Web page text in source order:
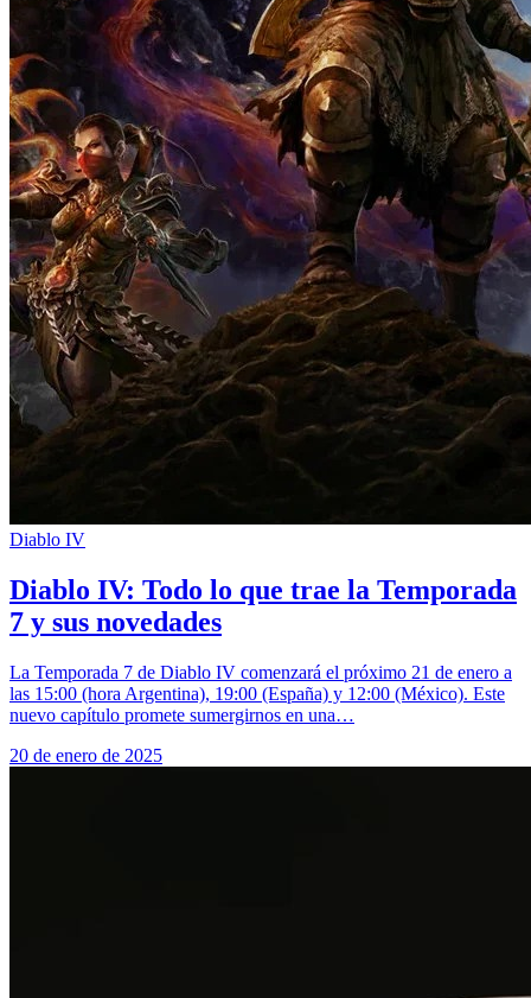
Diablo IV
Diablo IV: Todo lo que trae la Temporada
7 y sus novedades
La Temporada 7 de Diablo IV comenzará el próximo 21 de enero a
las 15:00 (hora Argentina), 19:00 (España) y 12:00 (México). Este
nuevo capítulo promete sumergirnos en una…
20 de enero de 2025